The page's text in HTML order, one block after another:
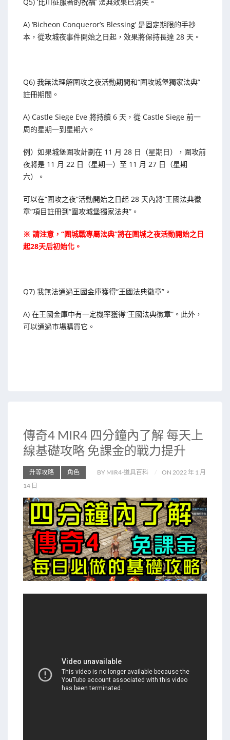
A) ‘Bicheon Conqueror’s Blessing’ 是固定期限的手抄
本，從攻城夜事件開始之日起，效果將保持長達 28 天。
Q6) 我無法理解圍攻之夜活動期間和“圍攻城堡獨家法典”
註冊期間。
A) Castle Siege Eve 將持續 6 天，從 Castle Siege 前一
周的星期一到星期六。
例）如果城堡圍攻計劃在 11 月 28 日（星期日），圍攻前
夜將是 11 月 22 日（星期一）至 11 月 27 日（星期
六）。
可以在“圍攻之夜”活動開始之日起 28 天內將“王國法典徽
章”項目註冊到“圍攻城堡獨家法典”。
※ 請注意，“圍城戰專屬法典”將在圍城之夜活動開始之日
起28天后初始化。
Q7) 我無法通過王國金庫獲得“王國法典徽章”。
A) 在王國金庫中有一定機率獲得“王國法典徽章”。此外，
可以通過市場購買它。
傳奇4 MIR4 四分鐘內了解 每天上
線基礎攻略 免課金的戰力提升
升等攻略 角色 BY MIR4-道具百科
ON 2022 年 1 月
14 日